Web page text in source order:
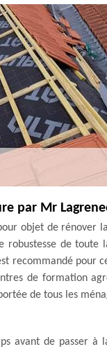
par Mr
objet de rénover
de toute
recommandé pour
de formation
de tous les
avant de passer à